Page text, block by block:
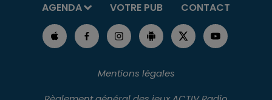
AGENDA
VOTRE PUB CONTACT
Mentions légales